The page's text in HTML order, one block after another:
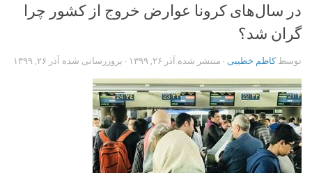
در سال‌های کرونا عوارض خروج از کشور چرا
گران شد؟
توسطکاظم خطیبی · منتشر شده آذر ۲۶, ۱۳۹۹ · بروزرسانی شده آذر ۲۶, ۱۳۹۹